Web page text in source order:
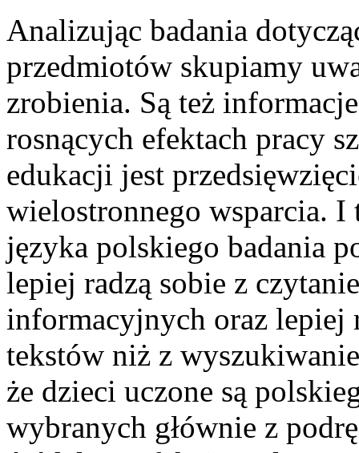
Analizując badania
przedmiotów skupiamy
zrobienia. Są też
rosnących efektach pracy
edukacji jest
wielostronnego wsparcia. I
języka polskiego badania
lepiej radzą sobie z
informacyjnych oraz lepiej
tekstów niż z
że dzieci uczone są
wybranych głównie z